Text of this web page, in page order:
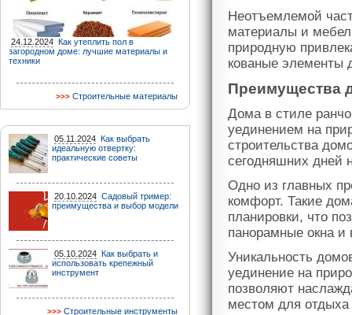
24.12.2024 Как утеплить пол в
загородном доме: лучшие материалы и
техники
Строительные материалы
05.11.2024 Как выбрать
идеальную отвертку:
практические советы
20.10.2024 Садовый тример:
преимущества и выбор модели
05.10.2024 Как выбрать и
использовать крепежный
инструмент
Строительные инструменты
Неотъемлемой
материалы и
природную
кованые элементы
Преимущества
Дома в стиле
уединением на
строительства
сегодняшних дней
Одно из главных
комфорт. Такие
планировки, что
панорамные окна
Уникальность
уединение на
позволяют
местом для отдыха